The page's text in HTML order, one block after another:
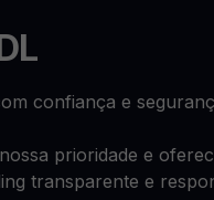
confiança e
prioridade e
transparente e